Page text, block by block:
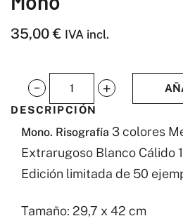
35,00€ IVA incl.
Mono
cantidad
DESCRIPCIÓN
Mono. Risografía 3 colores
Extrarugoso Blanco Cálido
Edición limitada de 50
Tamaño: 29,7 x 42 cm